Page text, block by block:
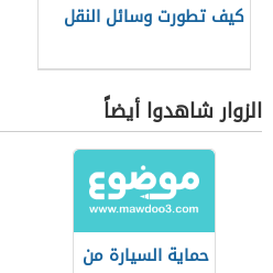
كيف تطورت وسائل النقل
الزوار شاهدوا أيضاً
حماية السيارة من